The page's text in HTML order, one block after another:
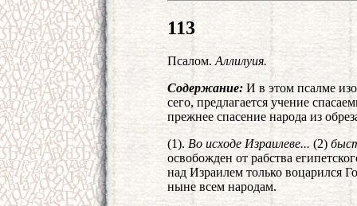
113
Псалом.Аллилуия.
Содержание: И в этом псалме
сего, предлагается учение
прежнее спасение народа из
(1). Во исходе Израилеве... (2)
освобожден от рабства
над Израилем только воцарился
ныне всем народам.